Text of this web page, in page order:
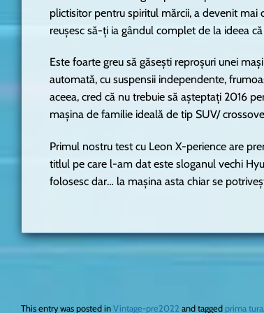
plictisitor pentru spiritul mărcii, a devenit
reușesc să-ți ia gândul complet de la ideea
Este foarte greu să găsești reproșuri unei
automată, cu suspensii independente,
aceea, cred că nu trebuie să așteptați 2016
mașina de familie ideală de tip SUV/
Primul nostru test cu Leon X-perience are
titlul pe care l-am dat este sloganul vechi
folosesc dar… la mașina asta chiar se
This entry was posted in Vintage-pre2022 and tagged prima tura.